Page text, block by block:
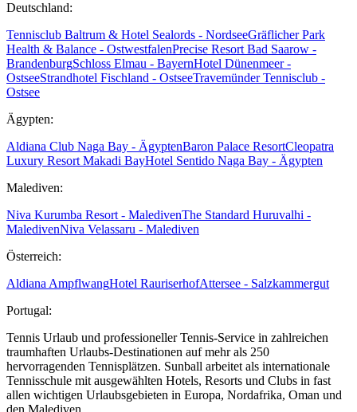
Deutschland:
Tennisclub Baltrum & Hotel Sealords - NordseeGräflicher Park
Health & Balance - OstwestfalenPrecise Resort Bad Saarow -
BrandenburgSchloss Elmau - BayernHotel Dünenmeer -
OstseeStrandhotel Fischland - OstseeTravemünder Tennisclub -
Ostsee
Ägypten:
Aldiana Club Naga Bay - ÄgyptenBaron Palace ResortCleopatra
Luxury Resort Makadi BayHotel Sentido Naga Bay - Ägypten
Malediven:
Niva Kurumba Resort - MaledivenThe Standard Huruvalhi -
MaledivenNiva Velassaru - Malediven
Österreich:
Aldiana AmpflwangHotel RauriserhofAttersee - Salzkammergut
Portugal:
Tennis Urlaub und professioneller Tennis-Service in zahlreichen
traumhaften Urlaubs-Destinationen auf mehr als 250
hervorragenden Tennisplätzen. Sunball arbeitet als internationale
Tennisschule mit ausgewählten Hotels, Resorts und Clubs in fast
allen wichtigen Urlaubsgebieten in Europa, Nordafrika, Oman und